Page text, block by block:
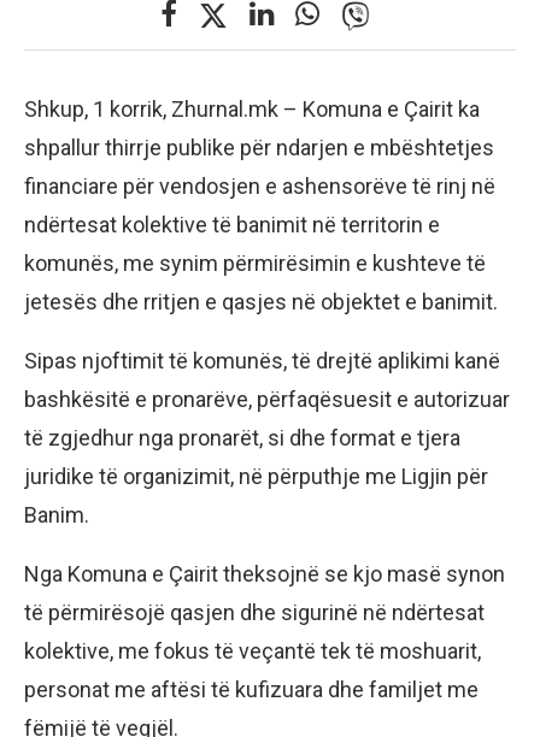
Shkup, 1 korrik, Zhurnal.mk – Komuna e Çairit ka
shpallur thirrje publike për ndarjen e mbështetjes
financiare për vendosjen e ashensorëve të rinj në
ndërtesat kolektive të banimit në territorin e
komunës, me synim përmirësimin e kushteve të
jetesës dhe rritjen e qasjes në objektet e banimit.
Sipas njoftimit të komunës, të drejtë aplikimi kanë
bashkësitë e pronarëve, përfaqësuesit e autorizuar
të zgjedhur nga pronarët, si dhe format e tjera
juridike të organizimit, në përputhje me Ligjin për
Banim.
Nga Komuna e Çairit theksojnë se kjo masë synon
të përmirësojë qasjen dhe sigurinë në ndërtesat
kolektive, me fokus të veçantë tek të moshuarit,
personat me aftësi të kufizuara dhe familjet me
fëmijë të vegjël.